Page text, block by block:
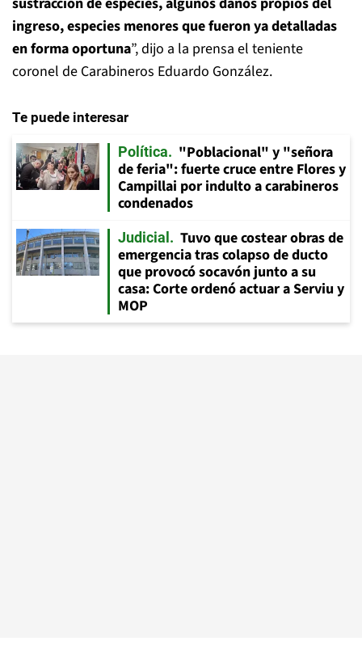
ingreso, especies menores que fueron ya detalladas
en forma oportuna”, dijo a la prensa el teniente
coronel de Carabineros Eduardo González.
Te puede interesar
Política
"Poblacional" y "señora
de feria": fuerte cruce entre Flores y
Campillai por indulto a carabineros
condenados
Judicial
Tuvo que costear obras de
emergencia tras colapso de ducto
que provocó socavón junto a su
casa: Corte ordenó actuar a Serviu y
MOP